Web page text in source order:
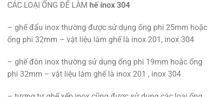
CÁC LOẠI ỐNG ĐỂ LÀM hế inox 304
– ghế đẩu inox thường được sử dụng ống phi 25mm hoặc
ống phi 32mm – vật liệu làm ghế là inox 201, inox 304
– ghế đôn inox thường sử dụng ống phi 19mm hoặc ống
phi 32mm – vật liệu làm ghế là inox 201 , inox 304